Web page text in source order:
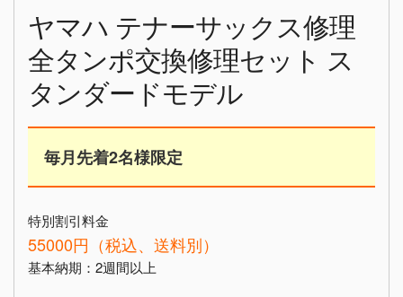
ヤマハ テナーサックス修理
全タンポ交換修理セット ス
タンダードモデル
毎月先着2名様限定
特別割引料金
55000円（税込、送料別）
基本納期：2週間以上